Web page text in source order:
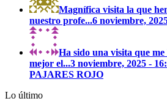
Magnífica visita la que
nuestro profe...6 noviembre,
Ha sido una visita que
mejor el...3 noviembre, 2025 -
PAJARES ROJO
Lo último